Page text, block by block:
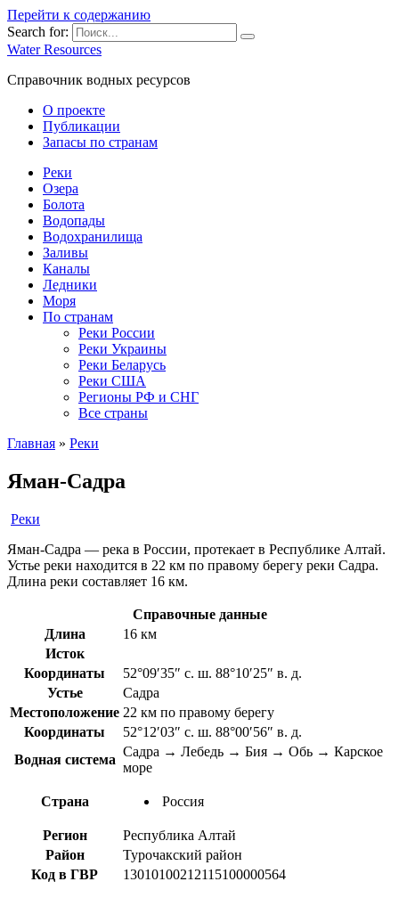
Перейти к содержанию
Search for:
Water Resources
Справочник водных ресурсов
О проекте
Публикации
Запасы по странам
Реки
Озера
Болота
Водопады
Водохранилища
Заливы
Каналы
Ледники
Моря
По странам
Реки России
Реки Украины
Реки Беларусь
Реки США
Регионы РФ и СНГ
Все страны
Главная » Реки
Яман-Садра
Реки
Яман-Садра — река в России, протекает в Республике Алтай.
Устье реки находится в 22 км по правому берегу реки Садра.
Длина реки составляет 16 км.
Справочные данные
Длина
16 км
Исток
Координаты
52°09′35″ с. ш. 88°10′25″ в. д.
Устье
Садра
Местоположение 22 км по правому берегу
Координаты
52°12′03″ с. ш. 88°00′56″ в. д.
Водная система
Садра → Лебедь → Бия → Обь → Карское
море
Страна Россия
Регион
Республика Алтай
Район
Турочакский район
Код в ГВР
13010100212115100000564